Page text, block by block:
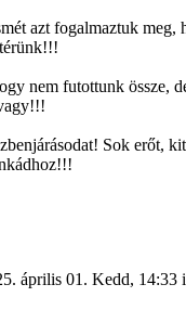
azt fogalmaztuk meg,
nem futottunk össze,
Sok erőt,
április 01. Kedd, 14:33